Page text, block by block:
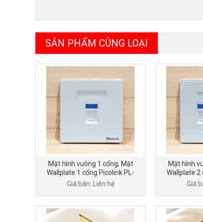
SẢN PHẨM CÙNG LOẠI
Mặt hình vuông 1 cổng, Mặt
Wallplate 1 cổng Picolink PL-
MV191-01
Giá bán: Liên hệ
Mặt hình
Wallplate 2
Giá